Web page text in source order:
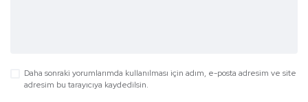
Daha sonraki yorumlarımda kullanılması için adım, e-posta adresim ve site
adresim bu tarayıcıya kaydedilsin.